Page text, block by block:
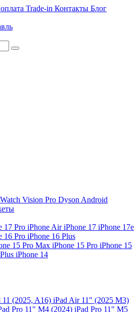
Trade-in Контакты Блог
Watch Vision Pro Dyson Android
17 Pro iPhone AiriPhone 17 iPhone 17e
16 Pro iPhone 16 Plus
15 Pro Max iPhone 15 Pro iPhone 15
iPhone 14
11 (2025, A16) iPad Air 11" (2025 M3)
Pro 11" M4 (2024) iPad Pro 11" M5